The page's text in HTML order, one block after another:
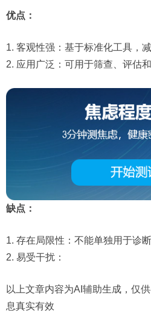
优点：
1. 客观性强：基于标准化工具，
2. 应用广泛：可用于筛查、评估和
缺点：
1. 存在局限性：不能单独用于诊
2. 易受干扰：
以上文章内容为AI辅助生成，仅
息真实有效